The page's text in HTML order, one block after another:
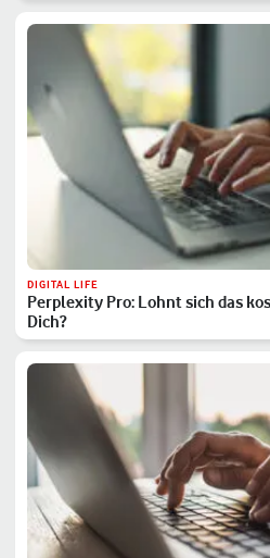
DIGITAL LIFE
Perplexity Pro: Lohnt sich das
Dich?